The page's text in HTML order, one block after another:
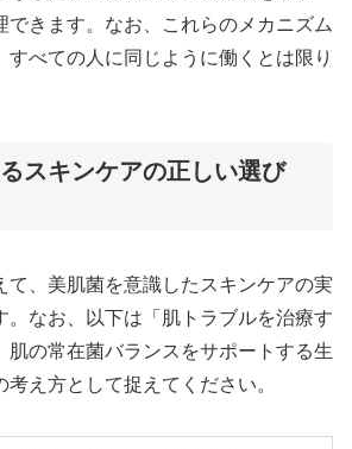
できます。なお、これらのメカニズム
すべての人に同じように働くとは限り
スキンケアの正しい選び
て、美肌菌を意識したスキンケアの実
。なお、以下は「肌トラブルを治療す
肌の常在菌バランスをサポートする生
え方として捉えてください。